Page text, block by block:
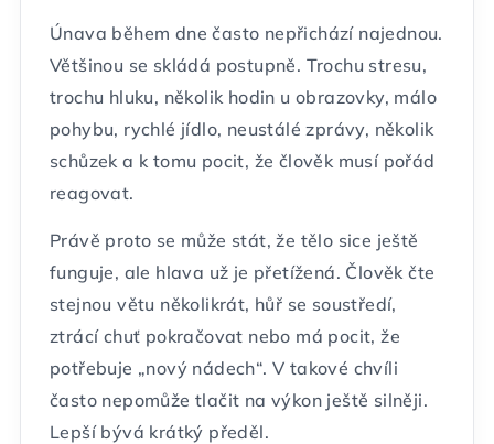
Únava během dne často nepřichází najednou.
Většinou se skládá postupně. Trochu stresu,
trochu hluku, několik hodin u obrazovky, málo
pohybu, rychlé jídlo, neustálé zprávy, několik
schůzek a k tomu pocit, že člověk musí pořád
reagovat.
Právě proto se může stát, že tělo sice ještě
funguje, ale hlava už je přetížená. Člověk čte
stejnou větu několikrát, hůř se soustředí,
ztrácí chuť pokračovat nebo má pocit, že
potřebuje „nový nádech“. V takové chvíli
často nepomůže tlačit na výkon ještě silněji.
Lepší bývá krátký předěl.